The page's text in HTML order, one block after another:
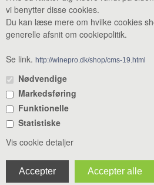
vi benytter disse cookies.
Du kan læse mere om hvilke cookies
generelle afsnit om cookiepolitik.
Se link. http://winepro.dk/shop/cms-19.html
Nødvendige
Markedsføring
Funktionelle
Statistiske
Vis cookie detaljer
CVR: 38969188 •Lager &
+45 80 20 20 25•
Åbningstider: Kontor & varelevering 8